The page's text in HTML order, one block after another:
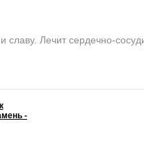
Лечит сердечно-
-